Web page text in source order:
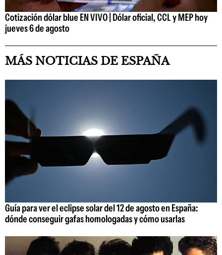
Cotización dólar blue EN VIVO | Dólar oficial, CCL y MEP hoy
jueves 6 de agosto
MÁS NOTICIAS DE ESPAÑA
Guía para ver el eclipse solar del 12 de agosto en España:
dónde conseguir gafas homologadas y cómo usarlas